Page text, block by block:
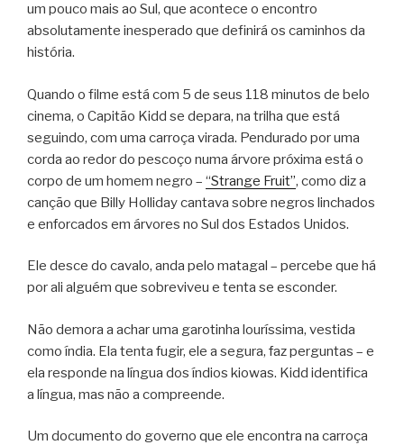
um pouco mais ao Sul, que acontece o encontro
absolutamente inesperado que definirá os caminhos da
história.
Quando o filme está com 5 de seus 118 minutos de belo
cinema, o Capitão Kidd se depara, na trilha que está
seguindo, com uma carroça virada. Pendurado por uma
corda ao redor do pescoço numa árvore próxima está o
corpo de um homem negro – “Strange Fruit”, como diz a
canção que Billy Holliday cantava sobre negros linchados
e enforcados em árvores no Sul dos Estados Unidos.
Ele desce do cavalo, anda pelo matagal – percebe que há
por ali alguém que sobreviveu e tenta se esconder.
Não demora a achar uma garotinha louríssima, vestida
como índia. Ela tenta fugir, ele a segura, faz perguntas – e
ela responde na língua dos índios kiowas. Kidd identifica
a língua, mas não a compreende.
Um documento do governo que ele encontra na carroça